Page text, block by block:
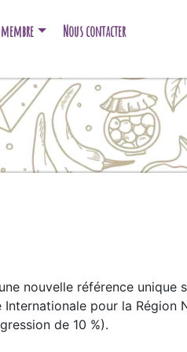
Nous contacter
nouvelle référence unique
pour la Région
de 10 %).